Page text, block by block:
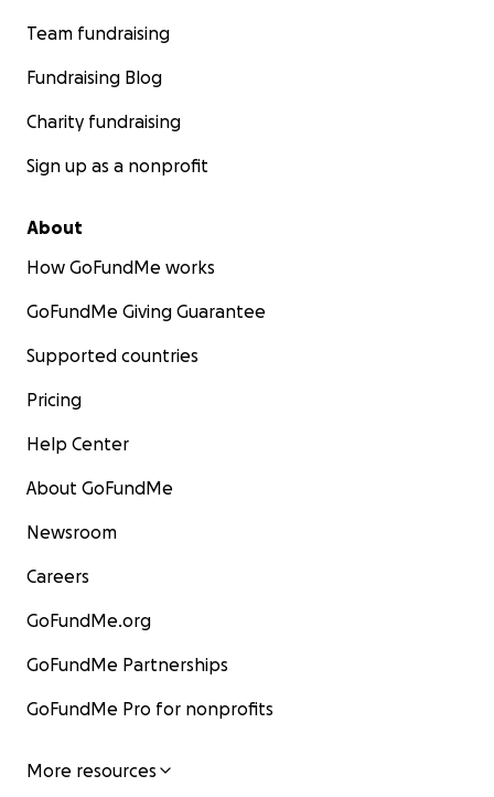
Team fundraising
Fundraising Blog
Charity fundraising
Sign up as a nonprofit
About
How GoFundMe works
GoFundMe Giving Guarantee
Supported countries
Pricing
Help Center
About GoFundMe
Newsroom
Careers
GoFundMe.org
GoFundMe Partnerships
GoFundMe Pro for nonprofits
More resources